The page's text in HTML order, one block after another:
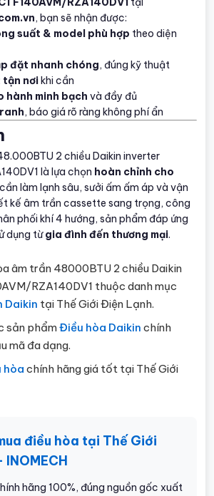
, bạn sẽ nhận được:
suất & model phù hợp theo diện
đặt nhanh chóng, đúng kỹ thuật
tận nơikhi cần
hành minh bạch và đầy đủ
, báo giá rõ ràng không phí ẩn
2 chiều Daikin inverter
là lựa chọn hoàn chỉnh cho
cần làm lạnh sâu, sưởi ấm ấm áp và vận
kế âm trần cassette sang trọng, công
phối khí 4 hướng, sản phẩm đáp ứng
dụng từgia đình đến thương mại.
âm trần 48000BTU 2 chiều Daikin
RZA140DV1 thuộc danh mục
Daikin tại Thế Giới Điện Lạnh.
sản phẩmĐiều hòa Daikin chính
mã đa dạng.
hòa chính hãng giá tốt tại Thế Giới
điều hòa tại Thế Giới
hãng 100%, đúng nguồn gốc xuất